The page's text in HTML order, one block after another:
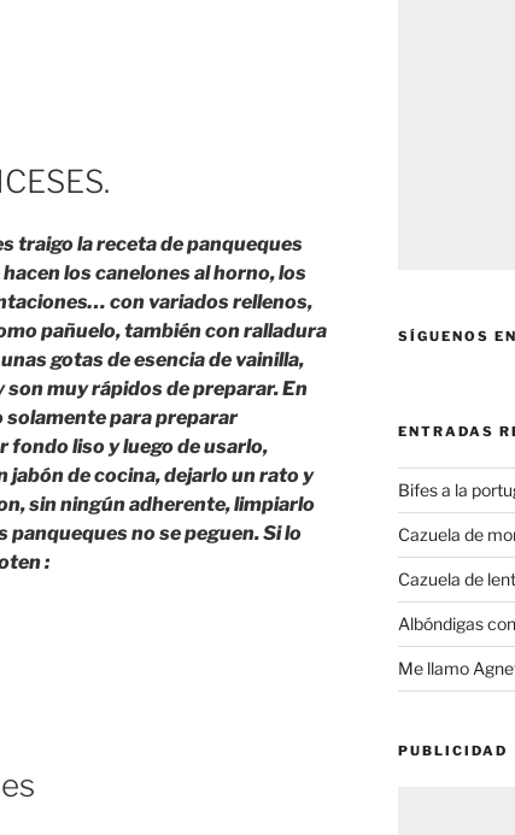
traigo la receta de panqueques
los canelones al horno, los
con variados rellenos,
pañuelo, también con ralladura
gotas de esencia de vainilla,
muy rápidos de preparar. En
solamente para preparar
fondo liso y luego de usarlo,
jabón de cocina, dejarlo un rato y
sin ningún adherente, limpiarlo
panqueques no se peguen. Si lo
:
SÍGUENOS
ENTRADAS
Bifes a la
Cazuela de
Cazuela de
Albóndigas
Me llamo
PUBLICIDAD